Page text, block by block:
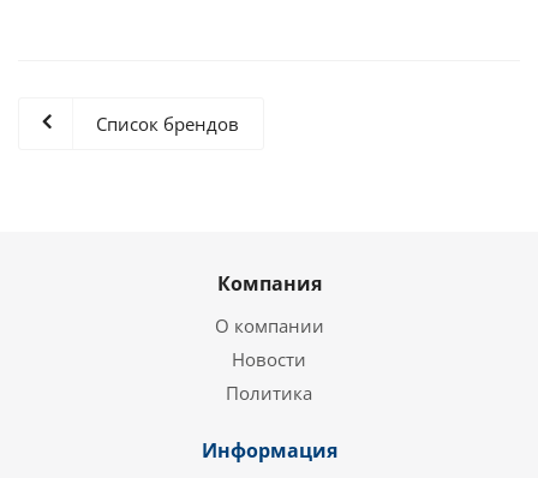
Список брендов
Компания
О компании
Новости
Политика
Информация